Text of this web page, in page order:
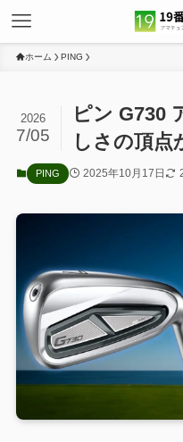
ホーム PING
ピン G730
しさの頂点
2026
7/05
PING 2025年10月17日